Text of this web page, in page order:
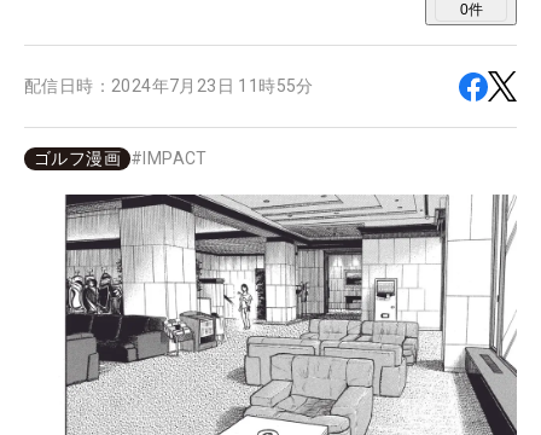
0件
配信日時： 2024年7月23日 11時55分
ゴルフ漫画 # IMPACT